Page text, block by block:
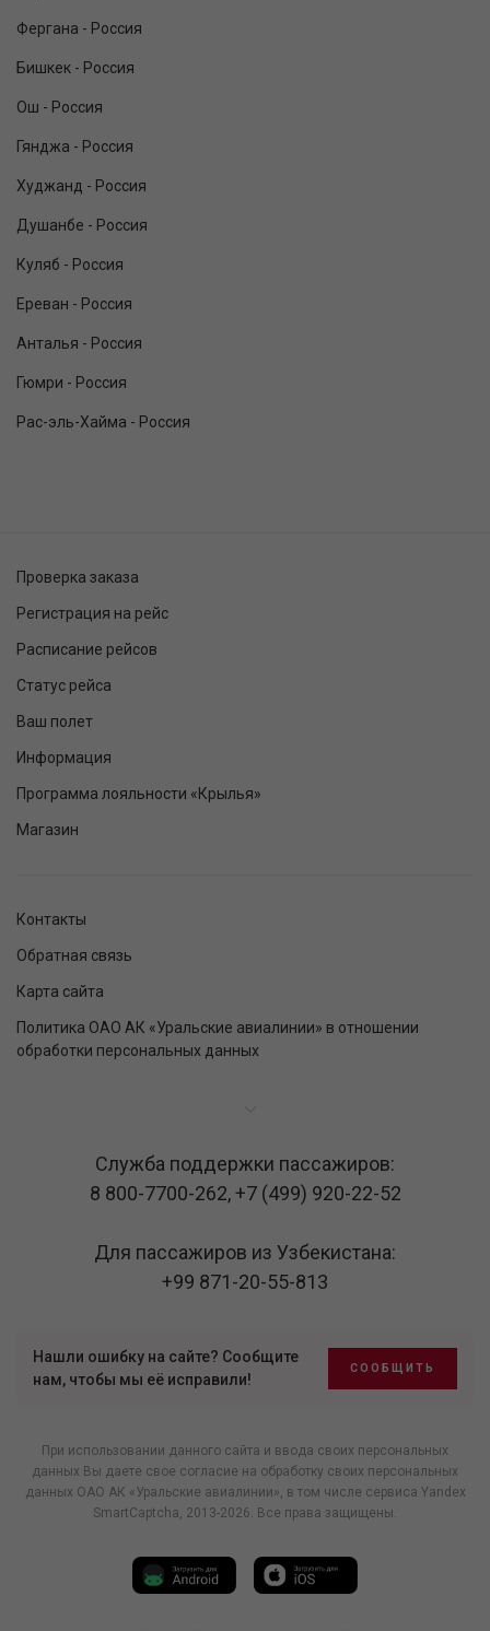
Фергана - Россия
Бишкек - Россия
Ош - Россия
Гянджа - Россия
Худжанд - Россия
Душанбе - Россия
Куляб - Россия
Ереван - Россия
Анталья - Россия
Гюмри - Россия
Рас-эль-Хайма - Россия
Проверка заказа
Регистрация на рейс
Расписание рейсов
Статус рейса
Ваш полет
Информация
Программа лояльности «Крылья»
Магазин
Контакты
Обратная связь
Карта сайта
Политика ОАО АК «Уральские авиалинии» в отношении
обработки персональных данных
Служба поддержки пассажиров:
8 800-7700-262,+7 (499) 920-22-52
Для пассажиров из Узбекистана:
+99 871-20-55-813
Нашли ошибку на сайте? Сообщите
нам, чтобы мы её исправили!
СООБЩИТЬ
При использовании данного сайта и ввода своих персональных
данных Вы даете свое согласие на обработку своих персональных
данных ОАО АК «Уральские авиалинии», в том числе сервиса Yandex
SmartCaptcha, 2013-2026. Все права защищены.